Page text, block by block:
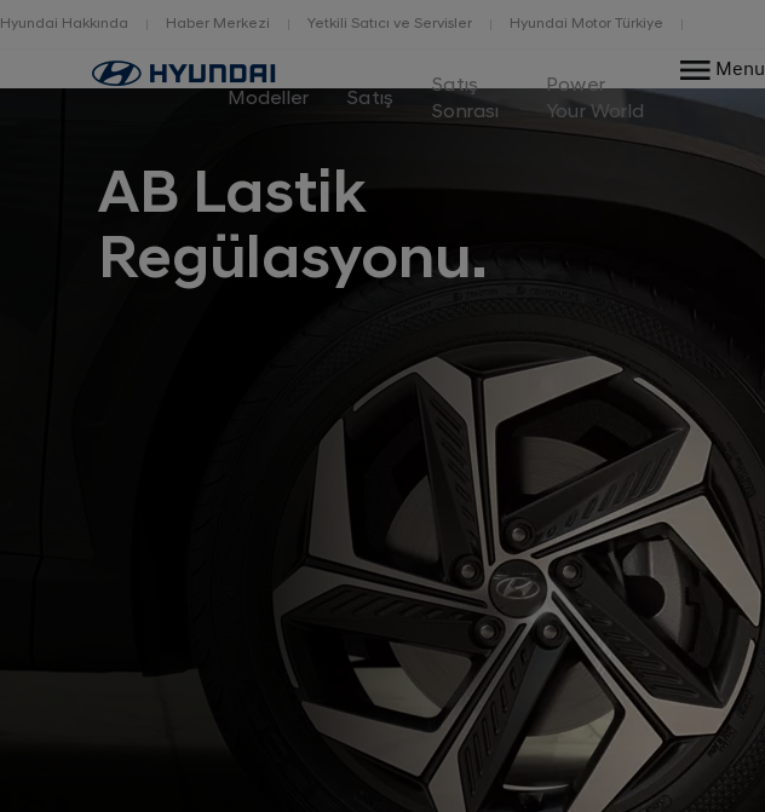
Hyundai Hakkında Haber Merkezi Yetkili Satıcı ve Servisler Hyundai Motor Türkiye
Home
Modeller Satış
Satış
Sonrası
Power
Your World
Menu
AB Lastik
Regülasyonu.